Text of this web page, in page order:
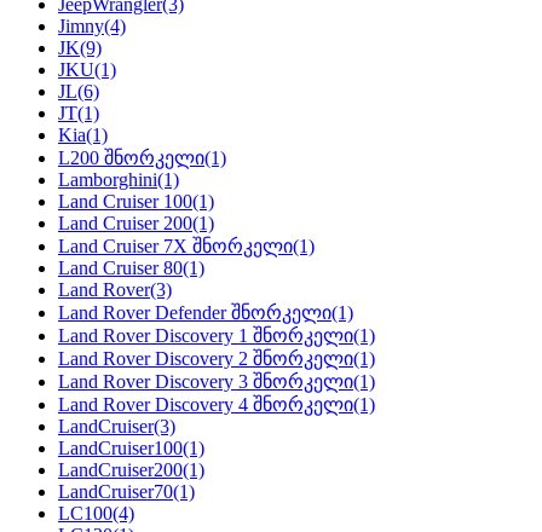
JeepWrangler(3)
Jimny(4)
JK(9)
JKU(1)
JL(6)
JT(1)
Kia(1)
L200 შნორკელი(1)
Lamborghini(1)
Land Cruiser 100(1)
Land Cruiser 200(1)
Land Cruiser 7X შნორკელი(1)
Land Cruiser 80(1)
Land Rover(3)
Land Rover Defender შნორკელი(1)
Land Rover Discovery 1 შნორკელი(1)
Land Rover Discovery 2 შნორკელი(1)
Land Rover Discovery 3 შნორკელი(1)
Land Rover Discovery 4 შნორკელი(1)
LandCruiser(3)
LandCruiser100(1)
LandCruiser200(1)
LandCruiser70(1)
LC100(4)